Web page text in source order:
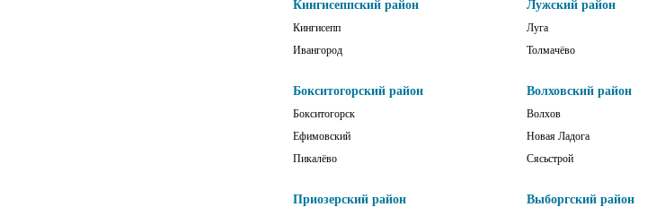
Кингисеппский район
Кингисепп
Ивангород
Лужский район
Луга
Толмачёво
Бокситогорский район
Бокситогорск
Ефимовский
Пикалёво
Волховский район
Волхов
Новая Ладога
Сясьстрой
Приозерский район Выборгский район